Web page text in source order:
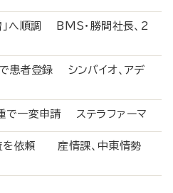
」へ順調 BMS・勝間社長、2
患者登録 シンバイオ、アデ
で一変申請 ステラファーマ
を依頼 産情課、中東情勢